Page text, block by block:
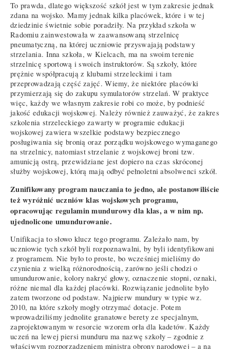
To prawda, dlatego większość szkół jest w tym zakresie jednak
zdana na wojsko. Mamy jednak kilka placówek, które i w tej
dziedzinie świetnie sobie poradziły. Na przykład szkoła w
Radomiu zainwestowała w zaawansowaną strzelnicę
pneumatyczną, na której uczniowie przyswajają podstawy
strzelania. Inna szkoła, w Kielcach, ma na swoim terenie
strzelnicę sportową i swoich instruktorów. Są szkoły, które
prężnie współpracują z klubami strzeleckimi i tam
przeprowadzają część zajęć. Wiemy, że niektóre placówki
przymierzają się do zakupu symulatorów strzelań. W praktyce
więc, każdy we własnym zakresie robi co może, by podnieść
jakość edukacji wojskowej. Należy również zauważyć, że zakres
szkolenia strzeleckiego zawarty w programie edukacji
wojskowej zawiera wszelkie podstawy bezpiecznego
posługiwania się bronią oraz porządku wojskowego wymaganego
na strzelnicy, natomiast strzelanie z wojskowej broni tzw.
amunicją ostrą, przewidziane jest dopiero na czas skróconej
służby wojskowej, którą mają odbyć pełnoletni absolwenci szkół.
Zunifikowany program nauczania to jedno, ale postanowiliście
też wyróżnić uczniów klas wojskowych programu,
opracowując regulamin mundurowy dla klas, a w nim np.
ujednolicone umundurowanie.
Unifikacja to słowo klucz tego programu. Zależało nam, by
uczniowie tych szkół byli rozpoznawalni, by byli identyfikowani
z programem. Nie było to proste, bo wcześniej mieliśmy do
czynienia z wielką różnorodnością, zarówno jeśli chodzi o
umundurowanie, kolory nakryć głowy, oznaczenie stopni, oznaki,
różne niemal dla każdej placówki. Rozwiązanie jednolite było
zatem tworzone od podstaw. Najpierw mundury w typie wz.
2010, na które szkoły mogły otrzymać dotacje. Potem
wprowadziliśmy jednolite granatowe berety ze specjalnym,
zaprojektowanym w resorcie wzorem orła dla kadetów. Każdy
uczeń na lewej piersi munduru ma nazwę szkoły – zgodnie z
właściwym rozporządzeniem ministra obrony narodowej – a na